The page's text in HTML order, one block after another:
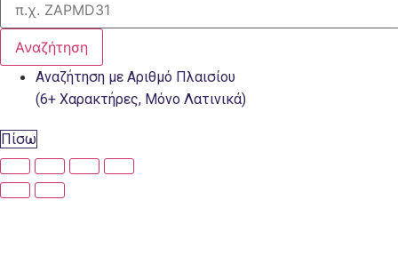
Αναζήτηση
Αναζήτηση με Αριθμό Πλαισίου
(6+ Χαρακτήρες, Μόνο Λατινικά)
Πίσω